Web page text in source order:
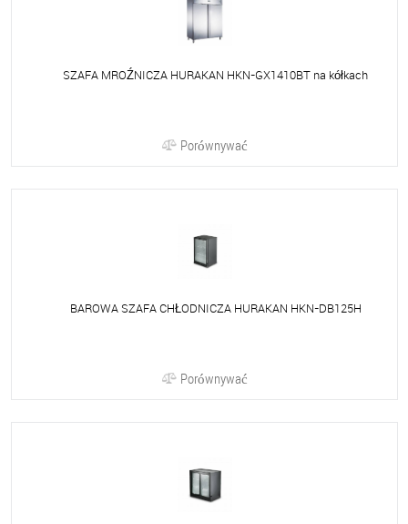
SZAFA MROŹNICZA HURAKAN HKN-GX1410BT na kółkach
Porównywać
BAROWA SZAFA CHŁODNICZA HURAKAN HKN-DB125H
Porównywać